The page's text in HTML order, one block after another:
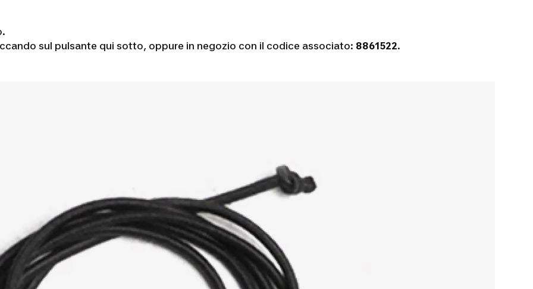
sul pulsante qui sotto, oppure in negozio con il codice associato: 8861522.